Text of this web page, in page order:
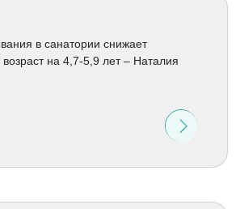
в санатории снижает
возраст на 4,7-5,9 лет – Наталия